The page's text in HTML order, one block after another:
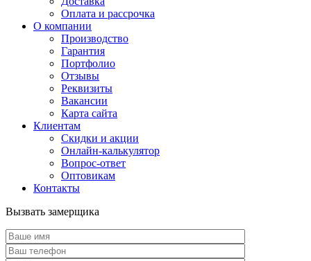
Оплата и рассрочка
О компании
Производство
Гарантия
Портфолио
Отзывы
Реквизиты
Вакансии
Карта сайта
Клиентам
Скидки и акции
Онлайн-калькулятор
Вопрос-ответ
Оптовикам
Контакты
Вызвать замерщика